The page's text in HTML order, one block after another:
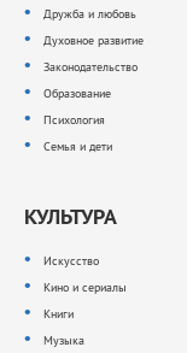
Дружба и любовь
Духовное развитие
Законодательство
Образование
Психология
Семья и дети
КУЛЬТУРА
Искусство
Кино и сериалы
Книги
Музыка